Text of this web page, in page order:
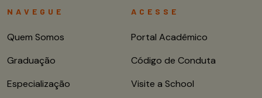
NAVEGUE
Quem Somos
Graduação
Especialização
ACESSE
Portal Acadêmico
Código de Conduta
Visite a School